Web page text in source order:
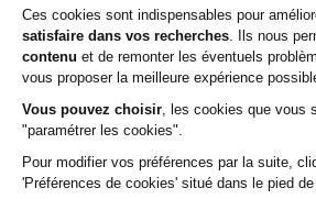
4,8 / 5 - 60 avis
114,73 €
Ajouter au panier